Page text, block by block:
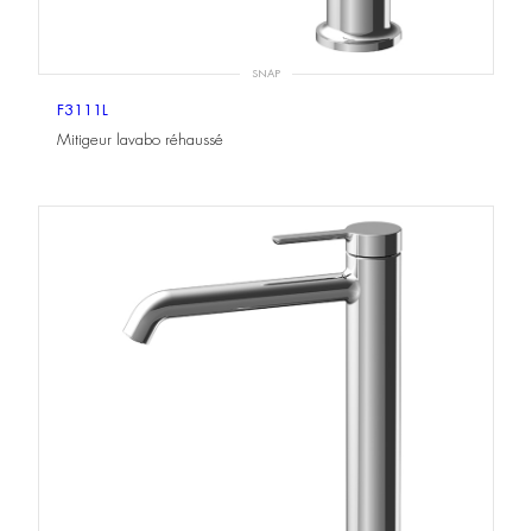
SNAP
F3111L
Mitigeur lavabo réhaussé